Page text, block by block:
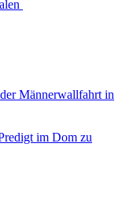
Männerwallfahrt in
im Dom zu